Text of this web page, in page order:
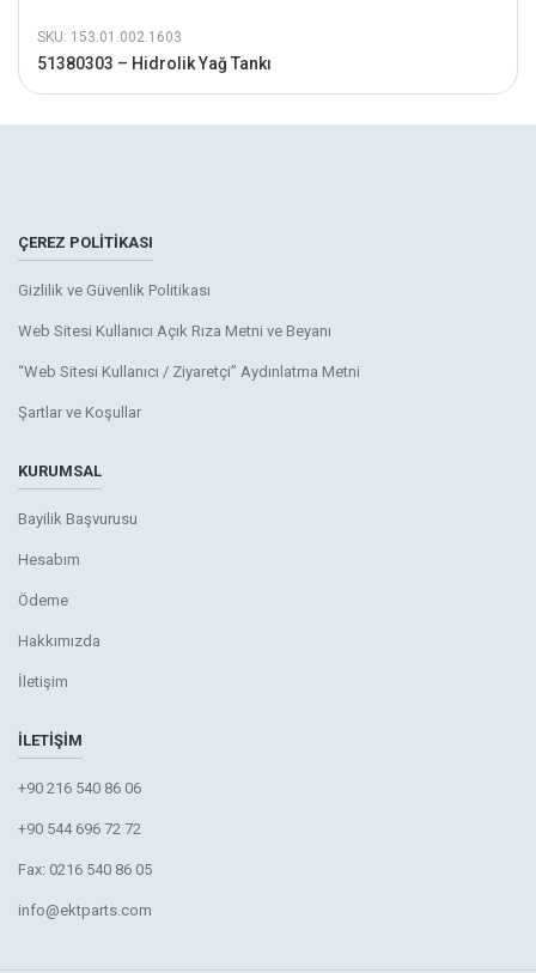
SKU: 153.01.002.1603
51380303 – Hidrolik Yağ Tankı
ÇEREZ POLITIKASI
Gizlilik ve Güvenlik Politikası
Web Sitesi Kullanıcı Açık Rıza Metni ve Beyanı
“Web Sitesi Kullanıcı / Ziyaretçi” Aydınlatma Metni
Şartlar ve Koşullar
KURUMSAL
Bayilik Başvurusu
Hesabım
Ödeme
Hakkımızda
İletişim
İLETIŞIM
+90 216 540 86 06
+90 544 696 72 72
Fax: 0216 540 86 05
info@ektparts.com